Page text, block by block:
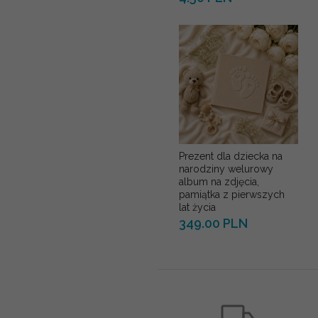
Prezent dla dziecka na
narodziny welurowy
album na zdjęcia,
pamiątka z pierwszych
lat życia
349.00 PLN